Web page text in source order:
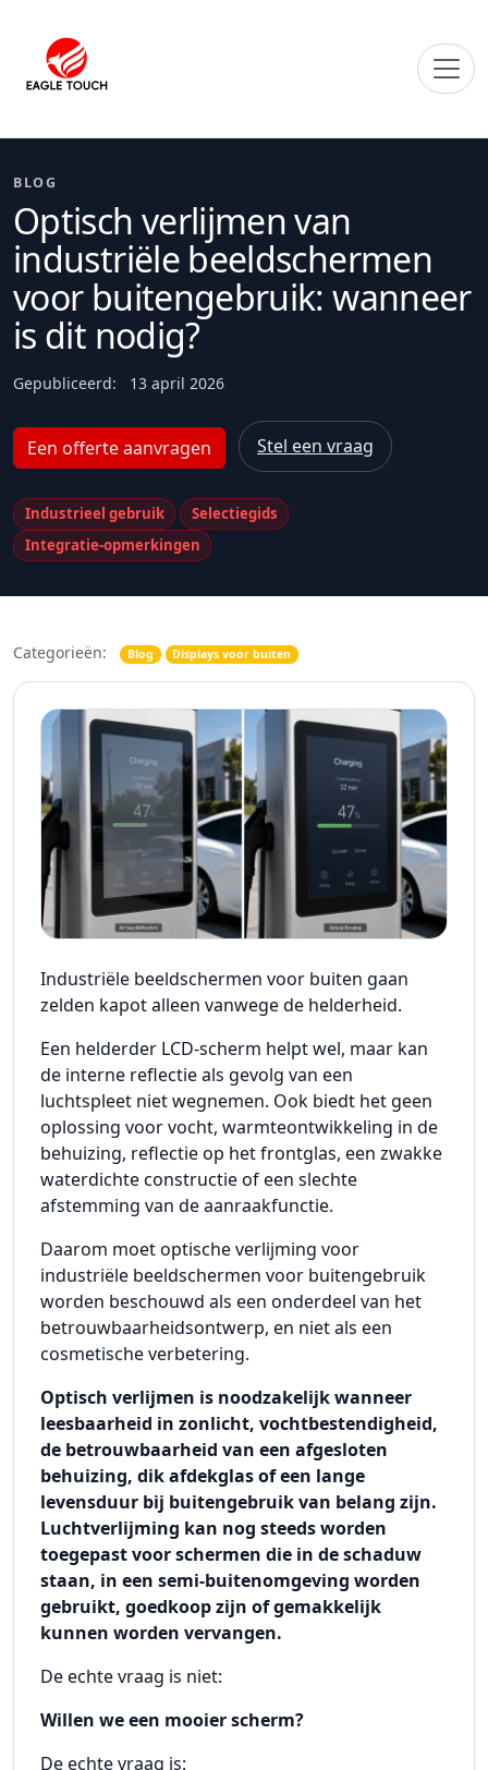
BLOG
Optisch verlijmen van
industriële beeldschermen
voor buitengebruik: wanneer
is dit nodig?
Gepubliceerd: 13 april 2026
Een offerte aanvragen Stel een vraag
Industrieel gebruik
Selectiegids
Integratie-opmerkingen
Categorieën: Blog Displays voor buiten
Industriële beeldschermen voor buiten gaan
zelden kapot alleen vanwege de helderheid.
Een helderder LCD-scherm helpt wel, maar kan
de interne reflectie als gevolg van een
luchtspleet niet wegnemen. Ook biedt het geen
oplossing voor vocht, warmteontwikkeling in de
behuizing, reflectie op het frontglas, een zwakke
waterdichte constructie of een slechte
afstemming van de aanraakfunctie.
Daarom moet optische verlijming voor
industriële beeldschermen voor buitengebruik
worden beschouwd als een onderdeel van het
betrouwbaarheidsontwerp, en niet als een
cosmetische verbetering.
Optisch verlijmen is noodzakelijk wanneer
leesbaarheid in zonlicht, vochtbestendigheid,
de betrouwbaarheid van een afgesloten
behuizing, dik afdekglas of een lange
levensduur bij buitengebruik van belang zijn.
Luchtverlijming kan nog steeds worden
toegepast voor schermen die in de schaduw
staan, in een semi-buitenomgeving worden
gebruikt, goedkoop zijn of gemakkelijk
kunnen worden vervangen.
De echte vraag is niet:
Willen we een mooier scherm?
De echte vraag is: